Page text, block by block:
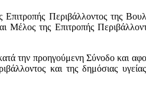
Περιβάλλοντος της
της Επιτροπής
την προηγούμενη Σύνοδο και
και της δημόσιας